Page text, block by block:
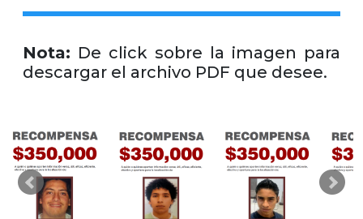
Nota: De click sobre la imagen para
descargar el archivo PDF que desee.